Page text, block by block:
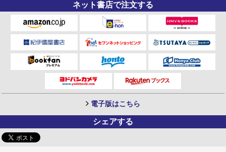
ネット書店で注文する
電子版はこちら
シェアする